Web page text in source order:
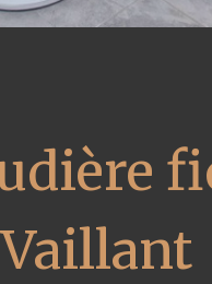
Vaillant